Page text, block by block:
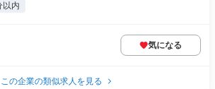
以内
気になる
この企業の類似求人を見る